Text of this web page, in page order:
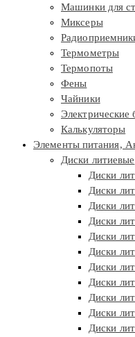
Машинки для
Миксеры
Термометры
Термопоты
Фены
Чайники
Электрические
Калькуляторы
Элементы питания,
Диски литиевые
Диски
Диски
Диски
Диски
Диски
Диски
Диски
Диски
Диски
Диски
Диски